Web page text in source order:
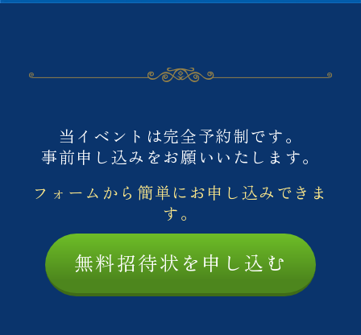
当イベントは完全予約制です。
事前申し込みをお願いいたします。
フォームから簡単にお申し込みできま
す。
無料招待状を申し込む